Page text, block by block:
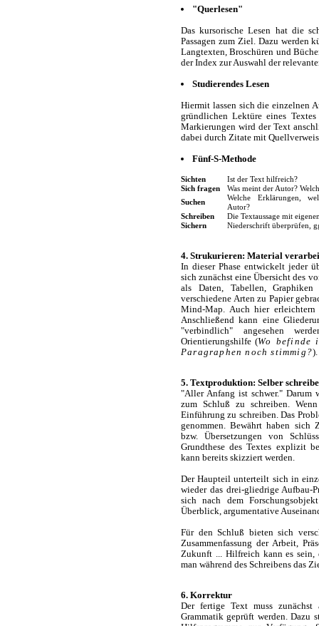
"Querlesen"
Das kursorische Lesen hat die
Passagen zum Ziel. Dazu werden
Langtexten, Broschüren und
der Index zur Auswahl der
Studierendes Lesen
Hiermit lassen sich die einzelnen
gründlichen Lektüre eines
Markierungen wird der Text
dabei durch Zitate mit
Fünf-S-Methode
Sichten
Ist der Text hilfreich?
Sich fragen
Was meint der Autor?
Suchen
Welche Erklärungen,
Autor?
Schreiben
Die Textaussage mit
Sichern
Niederschrift überprüfen,
4. Strukurieren: Material
In dieser Phase entwickelt jeder
sich zunächst eine Übersicht des
als Daten, Tabellen,
verschiedene Arten zu Papier
Mind-Map. Auch hier
Anschließend kann eine
"verbindlich" angesehen
Orientierungshilfe (Wo befinde
Paragraphen noch stimmig?).
5. Textproduktion: Selber
"Aller Anfang ist schwer."
zum Schluß zu schreiben.
Einführung zu schreiben. Das
genommen. Bewährt haben sich
bzw. Übersetzungen von
Grundthese des Textes explizit
kann bereits skizziert werden.
Der Haupteil unterteilt sich in
wieder das drei-gliedrige Aufbau-
sich nach dem
Überblick, argumentative
Für den Schluß bieten sich
Zusammenfassung der Arbeit,
Zukunft ... Hilfreich kann es
man während des Schreibens das
6. Korrektur
Der fertige Text muss
Grammatik geprüft werden. Dazu